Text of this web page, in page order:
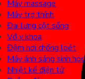
Máy massage
Máy trợ thính
Đai lưng cột sống
Vớ y khoa
Đệm hơi chống loét
Máy ánh sáng sinh học
Nhiệt kế điện tử